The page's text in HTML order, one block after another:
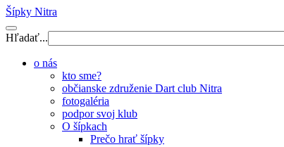
Šípky Nitra
Hľadať...
o nás
kto sme?
občianske združenie Dart club Nitra
fotogaléria
podpor svoj klub
O šípkach
Prečo hrať šípky